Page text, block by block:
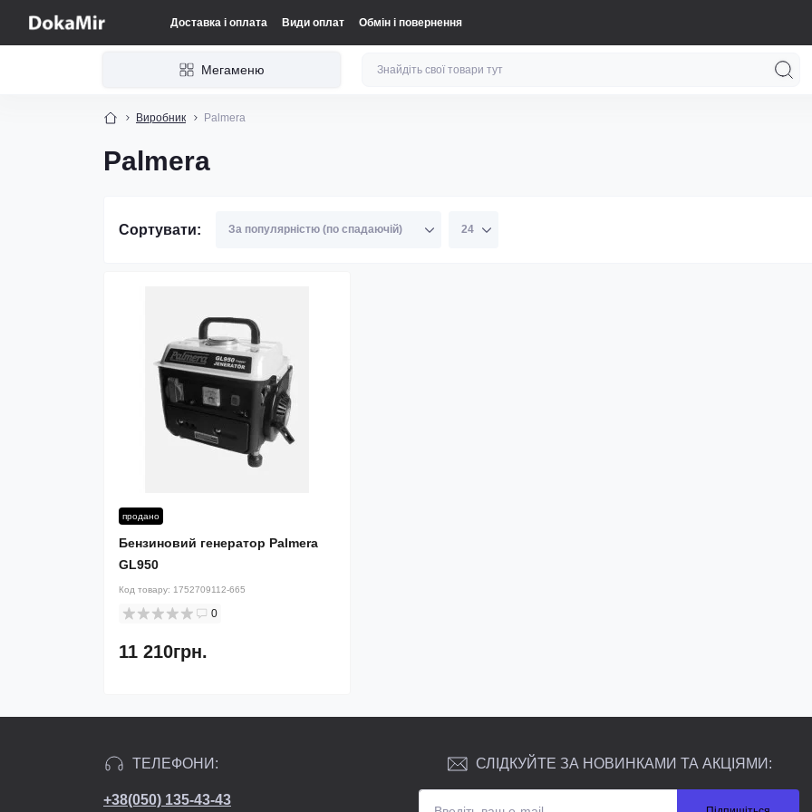
Доставка і оплата Види оплат Обмін і повернення
Мегаменю
Виробник Palmera
Palmera
Сортувати:
продано
Бензиновий генератор Palmera
GL950
Код товару: 1752709112-665
0
11 210грн.
ТЕЛЕФОНИ:
+38(050) 135-43-43
СЛІДКУЙТЕ ЗА НОВИНКАМИ ТА АКЦІЯМИ: